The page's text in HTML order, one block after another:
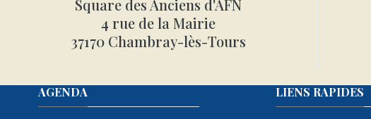
Square des Anciens d'AFN
4 rue de la Mairie
37170 Chambray-lès-Tours
AGENDA
Année
précédente
Mois
précédent
Année
Mois
LIENS RAPIDES